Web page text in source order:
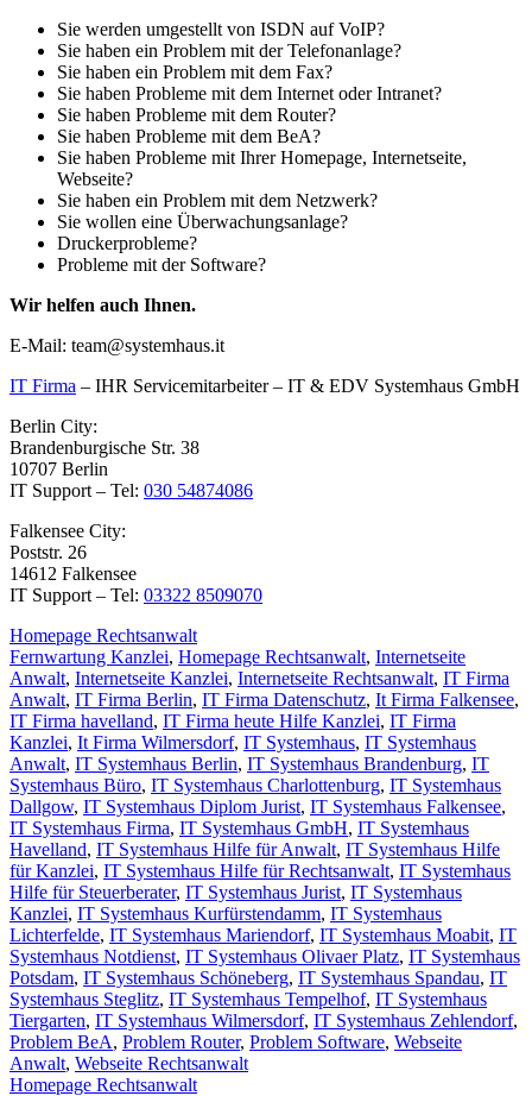
Sie werden umgestellt von ISDN auf VoIP?
Sie haben ein Problem mit der Telefonanlage?
Sie haben ein Problem mit dem Fax?
Sie haben Probleme mit dem Internet oder Intranet?
Sie haben Probleme mit dem Router?
Sie haben Probleme mit dem BeA?
Sie haben Probleme mit Ihrer Homepage, Internetseite,
Webseite?
Sie haben ein Problem mit dem Netzwerk?
Sie wollen eine Überwachungsanlage?
Druckerprobleme?
Probleme mit der Software?
Wir helfen auch Ihnen.
E-Mail: team@systemhaus.it
IT Firma – IHR Servicemitarbeiter – IT & EDV Systemhaus GmbH
Berlin City:
Brandenburgische Str. 38
10707 Berlin
IT Support – Tel: 030 54874086
Falkensee City:
Poststr. 26
14612 Falkensee
IT Support – Tel: 03322 8509070
Homepage Rechtsanwalt
Fernwartung Kanzlei, Homepage Rechtsanwalt, Internetseite
Anwalt, Internetseite Kanzlei, Internetseite Rechtsanwalt, IT Firma
Anwalt, IT Firma Berlin, IT Firma Datenschutz, It Firma Falkensee,
IT Firma havelland, IT Firma heute Hilfe Kanzlei, IT Firma
Kanzlei, It Firma Wilmersdorf, IT Systemhaus, IT Systemhaus
Anwalt, IT Systemhaus Berlin, IT Systemhaus Brandenburg, IT
Systemhaus Büro, IT Systemhaus Charlottenburg, IT Systemhaus
Dallgow, IT Systemhaus Diplom Jurist, IT Systemhaus Falkensee,
IT Systemhaus Firma, IT Systemhaus GmbH, IT Systemhaus
Havelland, IT Systemhaus Hilfe für Anwalt, IT Systemhaus Hilfe
für Kanzlei, IT Systemhaus Hilfe für Rechtsanwalt, IT Systemhaus
Hilfe für Steuerberater, IT Systemhaus Jurist, IT Systemhaus
Kanzlei, IT Systemhaus Kurfürstendamm, IT Systemhaus
Lichterfelde, IT Systemhaus Mariendorf, IT Systemhaus Moabit, IT
Systemhaus Notdienst, IT Systemhaus Olivaer Platz, IT Systemhaus
Potsdam, IT Systemhaus Schöneberg, IT Systemhaus Spandau, IT
Systemhaus Steglitz, IT Systemhaus Tempelhof, IT Systemhaus
Tiergarten, IT Systemhaus Wilmersdorf, IT Systemhaus Zehlendorf,
Problem BeA, Problem Router, Problem Software, Webseite
Anwalt, Webseite Rechtsanwalt
Homepage Rechtsanwalt